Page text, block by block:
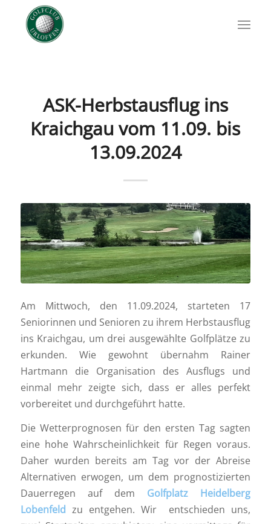
ASK-Herbstausflug ins
Kraichgau vom 11.09. bis
13.09.2024
Am Mittwoch, den 11.09.2024, starteten 17
Seniorinnen und Senioren zu ihrem Herbstausflug
ins Kraichgau, um drei ausgewählte Golfplätze zu
erkunden. Wie gewohnt übernahm Rainer
Hartmann die Organisation des Ausflugs und
einmal mehr zeigte sich, dass er alles perfekt
vorbereitet und durchgeführt hatte.
Die Wetterprognosen für den ersten Tag sagten
eine hohe Wahrscheinlichkeit für Regen voraus.
Daher wurden bereits am Tag vor der Abreise
Alternativen erwogen, um dem prognostizierten
Dauerregen auf dem Golfplatz Heidelberg
Lobenfeld zu entgehen. Wir entschieden uns,